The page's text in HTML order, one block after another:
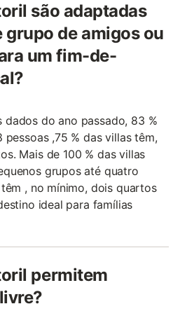
são adaptadas
grupo de amigos ou
um fim-de-
do ano passado, 83 %
,75 % das villas têm,
Mais de 100 % das villas
grupos até quatro
, no mínimo, dois quartos
ideal para famílias
permitem